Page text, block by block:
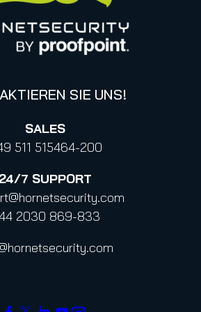
SIE UNS!
SALES
511 515464-200
24/7 SUPPORT
2030 869-833